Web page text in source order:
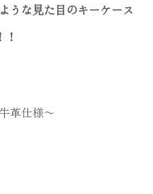
うな見た目のキーケース
革仕様〜